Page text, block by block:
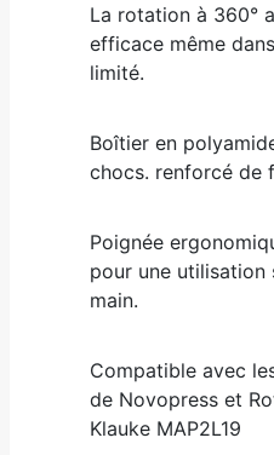
La rotation à 360°
efficace même
limité.
Boîtier en
chocs. renforcé de
Poignée
pour une
main.
Compatible avec
de Novopress et
Klauke MAP2L19